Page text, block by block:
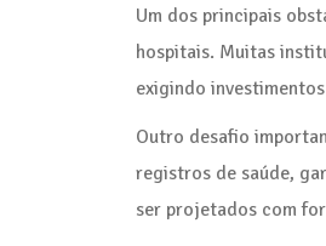
Um dos principais
hospitais. Muitas
exigindo
Outro desafio
registros de saúde,
ser projetados com